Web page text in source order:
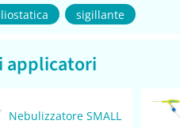
sigillante
applicatori
Nebulizzatore SMALL